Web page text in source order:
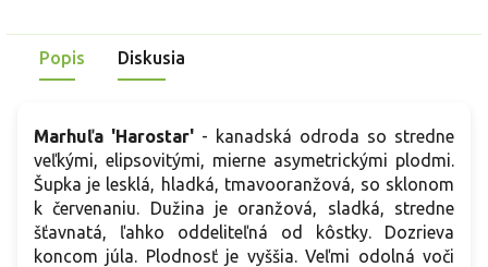
Popis Diskusia
Marhuľa 'Harostar' - kanadská odroda so stredne
veľkými, elipsovitými, mierne asymetrickými plodmi.
Šupka je lesklá, hladká, tmavooranžová, so sklonom
k červenaniu. Dužina je oranžová, sladká, stredne
šťavnatá, ľahko oddeliteľná od kôstky. Dozrieva
koncom júla. Plodnosť je vyššia. Veľmi odolná voči